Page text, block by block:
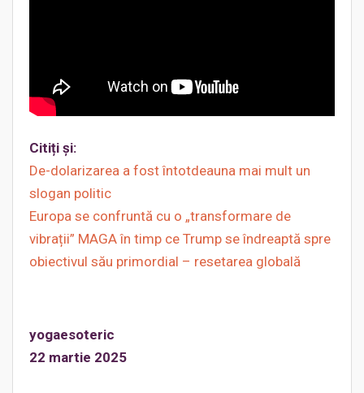
Citiți și:
De-dolarizarea a fost întotdeauna mai mult un
slogan politic
Europa se confruntă cu o „transformare de
vibrații” MAGA în timp ce Trump se îndreaptă spre
obiectivul său primordial – resetarea globală
yogaesoteric
22 martie 2025